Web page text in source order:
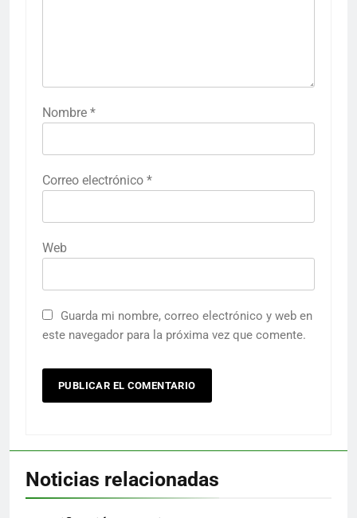
Nombre *
Correo electrónico *
Web
Guarda mi nombre, correo electrónico y web en
este navegador para la próxima vez que comente.
Noticias relacionadas